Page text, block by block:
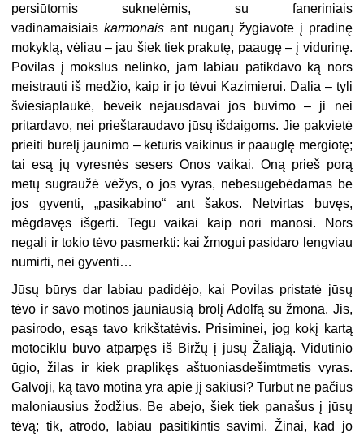
persiūtomis suknelėmis, su faneriniais
vadinamaisiaiskarmonais ant nugarų žygiavote į pradinę
mokyklą, vėliau – jau šiek tiek prakutę, paaugę – į vidurinę.
Povilas į mokslus nelinko, jam labiau patikdavo ką nors
meistrauti iš medžio, kaip ir jo tėvui Kazimierui. Dalia – tyli
šviesiaplaukė, beveik nejausdavai jos buvimo – ji nei
pritardavo, nei prieštaraudavo jūsų išdaigoms. Jie pakvietė
prieiti būrelį jaunimo – keturis vaikinus ir paauglę mergiotę;
tai esą jų vyresnės sesers Onos vaikai. Oną prieš porą
metų sugraužė vėžys, o jos vyras, nebesugebėdamas be
jos gyventi, „pasikabino“ ant šakos. Netvirtas buvęs,
mėgdavęs išgerti. Tegu vaikai kaip nori manosi. Nors
negali ir tokio tėvo pasmerkti: kai žmogui pasidaro lengviau
numirti, nei gyventi…
Jūsų būrys dar labiau padidėjo, kai Povilas pristatė jūsų
tėvo ir savo motinos jauniausią brolį Adolfą su žmona. Jis,
pasirodo, esąs tavo krikštatėvis. Prisiminei, jog kokį kartą
motociklu buvo atparpęs iš Biržų į jūsų Žaliąją. Vidutinio
ūgio, žilas ir kiek praplikęs aštuoniasdešimtmetis vyras.
Galvoji, ką tavo motina yra apie jį sakiusi? Turbūt ne pačius
maloniausius žodžius. Be abejo, šiek tiek panašus į jūsų
tėvą; tik, atrodo, labiau pasitikintis savimi. Žinai, kad jo